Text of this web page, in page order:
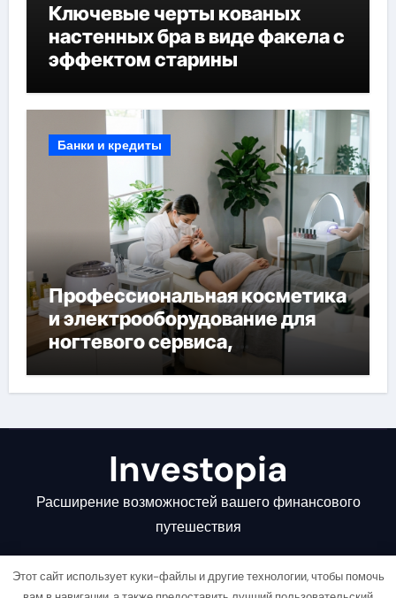
Ключевые черты кованых
настенных бра в виде факела с
эффектом старины
Банки и кредиты
Профессиональная косметика
и электрооборудование для
ногтевого сервиса,
наращивания ресниц и
депиляции
Investopia
Расширение возможностей вашего финансового
путешествия
Этот сайт использует куки-файлы и другие технологии, чтобы помочь